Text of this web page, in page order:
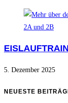
5. Dezember 2025
NEUESTE